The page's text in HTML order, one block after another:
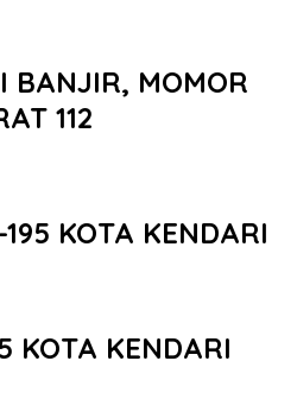
BANJIR, MOMOR
112
KOTA KENDARI
KOTA KENDARI